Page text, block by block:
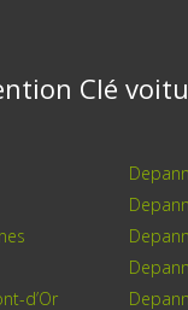
Clé
d’Or